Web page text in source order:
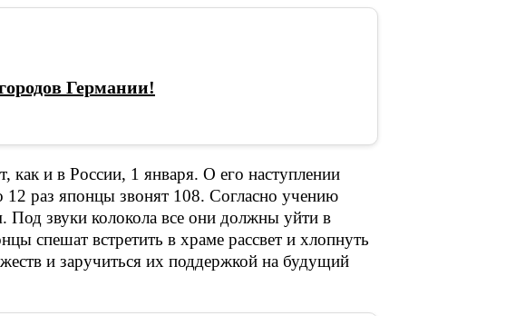
Германии!
и в России, 1 января. О его наступлении
раз японцы звонят 108. Согласно учению
звуки колокола все они должны уйти в
спешат встретить в храме рассвет и хлопнуть
и заручиться их поддержкой на будущий